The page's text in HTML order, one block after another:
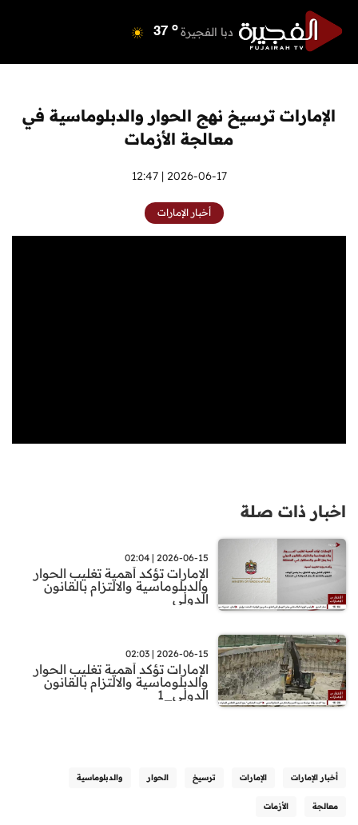
دبا الفجيرة 37 o
أم القيوين 40 o
راس الخيمة 40 o
الفجيرة 36 o
الإمارات ترسيخ نهج الحوار والدبلوماسية في
معالجة الأزمات
2026-06-17 | 12:47
أخبار الإمارات
اخبار ذات صلة
2026-06-15 | 02:04
الإمارات تؤكد أهمية تغليب الحوار
والدبلوماسية والالتزام بالقانون
الدولي
2026-06-15 | 02:03
الإمارات تؤكد أهمية تغليب الحوار
والدبلوماسية والالتزام بالقانون
الدولي_1
أخبار الإمارات الإمارات ترسيخ الحوار والدبلوماسية
معالجة الأزمات